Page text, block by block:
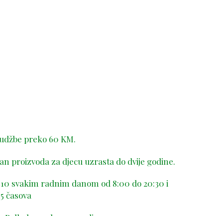
preko 60 KM.
proizvoda za djecu uzrasta do dvije godine.
svakim radnim danom od 8:00 do 20:30 i
časova